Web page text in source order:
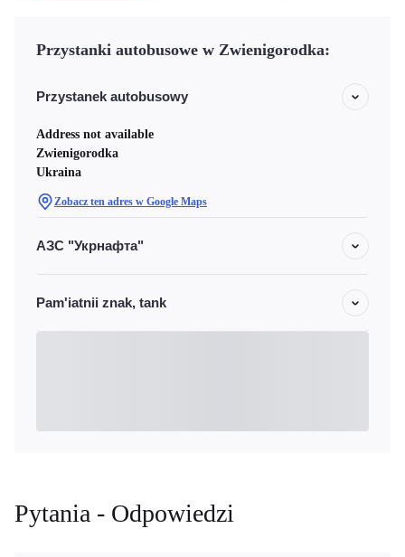
Przystanki autobusowe w Zwienigorodka:
Przystanek autobusowy
Address not available
Zwienigorodka
Ukraina
Zobacz ten adres w Google Maps
АЗС "Укрнафта"
Pam'iatnii znak, tank
Pytania - Odpowiedzi